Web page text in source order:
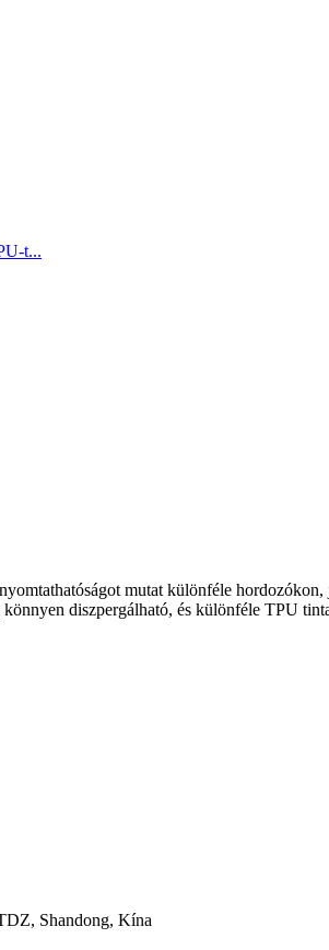
mutat különféle
diszpergálható, és különféle TPU
Shandong, Kína